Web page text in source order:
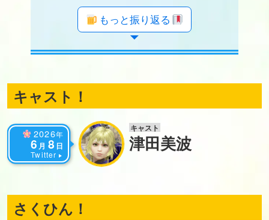
年のツイート
年のツイート
年のツイート
年のツイート
年のツイート
年のツイート
年のツイート
年のツイート
年のツイート
年のツイート
年のツイート
年のツイート
年のツイート
年のツイート
年のツイート
年のツイート
年のツイート
もっと振り返る
キャスト！
2026年
6 月 8 日
Twitter
キャスト
津田美波
さくひん！